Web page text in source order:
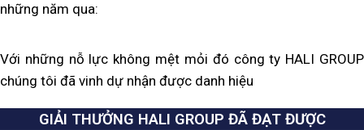
những năm qua:
Với những nỗ lực không mệt mỏi đó công ty HALI GROUP
chúng tôi đã vinh dự nhận được danh hiệu
GIẢI THƯỞNG HALI GROUP ĐÃ ĐẠT ĐƯỢC